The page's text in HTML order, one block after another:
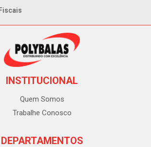
INSTITUCIONAL
Quem Somos
Trabalhe Conosco
DEPARTAMENTOS